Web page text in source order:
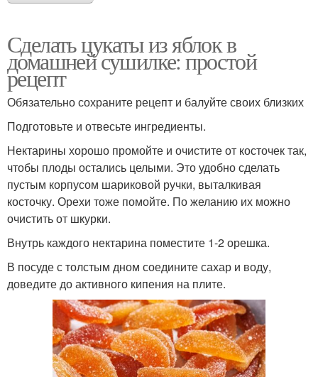
Сделать цукаты из яблок в
домашней сушилке: простой
рецепт
Обязательно сохраните рецепт и балуйте своих близких
Подготовьте и отвесьте ингредиенты.
Нектарины хорошо промойте и очистите от косточек так,
чтобы плоды остались целыми. Это удобно сделать
пустым корпусом шариковой ручки, выталкивая
косточку. Орехи тоже помойте. По желанию их можно
очистить от шкурки.
Внутрь каждого нектарина поместите 1-2 орешка.
В посуде с толстым дном соедините сахар и воду,
доведите до активного кипения на плите.